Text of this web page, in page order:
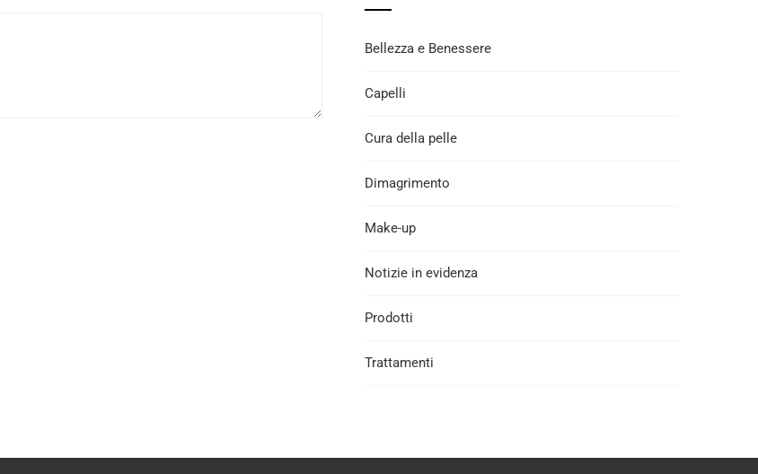
Bellezza e Benessere
Capelli
Cura della pelle
Dimagrimento
Make-up
Notizie in evidenza
Prodotti
Trattamenti